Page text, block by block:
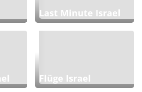
Last Minute Israel
Flüge Israel